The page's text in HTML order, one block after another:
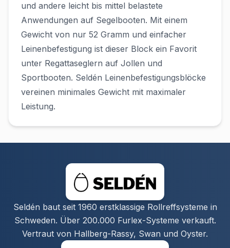
und andere leicht bis mittel belastete
Anwendungen auf Segelbooten. Mit einem
Gewicht von nur 52 Gramm und einfacher
Leinenbefestigung ist dieser Block ein Favorit
unter Regattaseglern auf Jollen und
Sportbooten. Seldén Leinenbefestigungsblöcke
vereinen minimales Gewicht mit maximaler
Leistung.
Seldén baut seit 1960 erstklassige Rollreffsysteme in
Schweden. Über 200.000 Furlex-Systeme verkauft.
Vertraut von Hallberg-Rassy, Swan und Oyster.